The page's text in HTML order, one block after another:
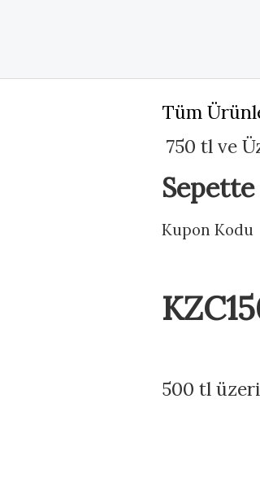
Tüm
750 tl ve
Kupon Kodu
500 tl